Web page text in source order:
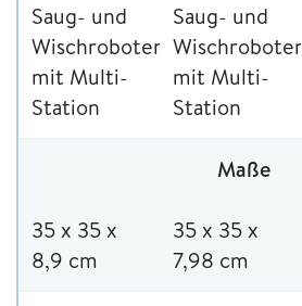
Saug- und
Wischroboter
mit Multi-
Station
Saug- und
Wischroboter
mit Multi-
Station
Maße
35 x 35 x
8,9 cm
35 x 35 x
7,98 cm